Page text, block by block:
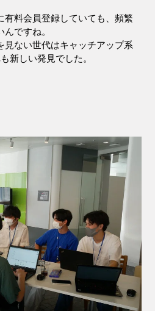
有料会員登録していても、頻繁
ですね。
見ない世代はキャッチアップ系
新しい発見でした。